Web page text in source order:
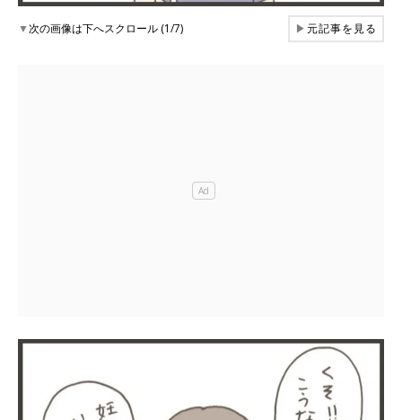
▼次の画像は下へスクロール (1/7) ▶元記事を見る